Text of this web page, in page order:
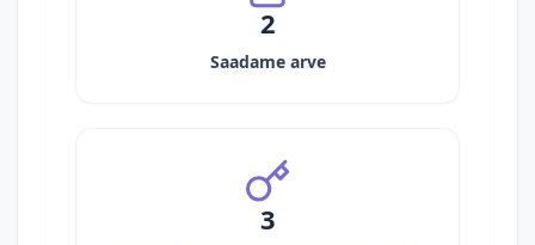
2
Saadame arve
3